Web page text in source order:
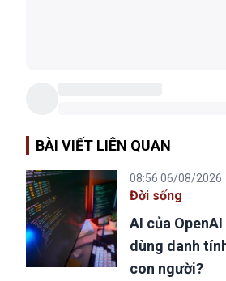
BÀI VIẾT LIÊN QUAN
08:56 06/08/2026
Đời sống
AI của
dùng danh
con người?